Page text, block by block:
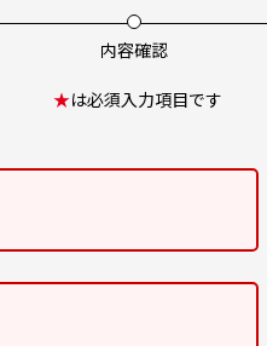
内容確認
★は必須入力項目です